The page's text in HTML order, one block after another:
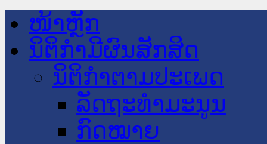
ໜ້າຫຼັກ
ນິຕິກໍາມີຜົນສັກສິດ
ນິຕິກໍາຕາມປະເພດ
ລັດຖະທໍາມະນູນ
ກົດໝາຍ